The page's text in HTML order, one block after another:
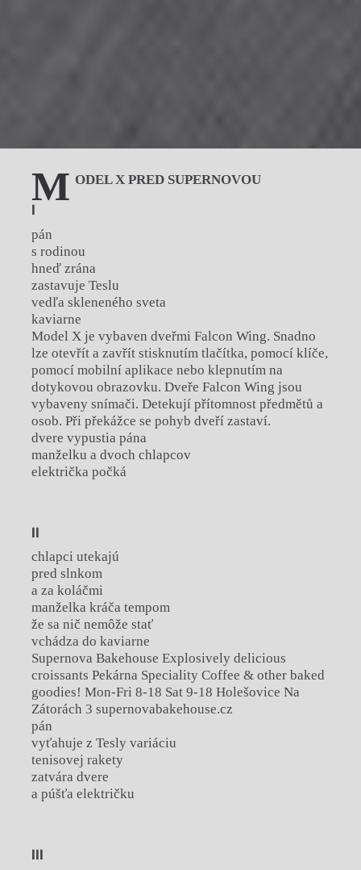
M ODEL X PRED SUPERNOVOU
I
pán
s rodinou
hneď zrána
zastavuje Teslu
vedľa skleneného sveta
kaviarne
Model X je vybaven dveřmi Falcon Wing. Snadno
lze otevřít a zavřít stisknutím tlačítka, pomocí klíče,
pomocí mobilní aplikace nebo klepnutím na
dotykovou obrazovku. Dveře Falcon Wing jsou
vybaveny snímači. Detekují přítomnost předmětů a
osob. Při překážce se pohyb dveří zastaví.
dvere vypustia pána
manželku a dvoch chlapcov
električka počká
II
chlapci utekajú
pred slnkom
a za koláčmi
manželka kráča tempom
že sa nič nemôže stať
vchádza do kaviarne
Supernova Bakehouse Explosively delicious
croissants Pekárna Speciality Coffee & other baked
goodies! Mon-Fri 8-18 Sat 9-18 Holešovice Na
Zátorách 3 supernovabakehouse.cz
pán
vyťahuje z Tesly variáciu
tenisovej rakety
zatvára dvere
a púšťa električku
III